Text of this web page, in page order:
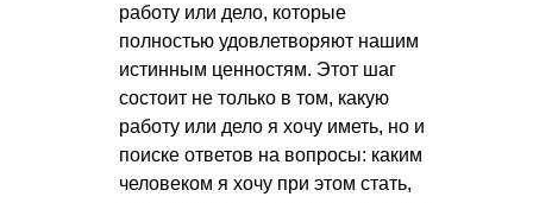
работу или дело, которые
полностью удовлетворяют нашим
истинным ценностям. Этот шаг
состоит не только в том, какую
работу или дело я хочу иметь, но и
поиске ответов на вопросы: каким
человеком я хочу при этом стать,